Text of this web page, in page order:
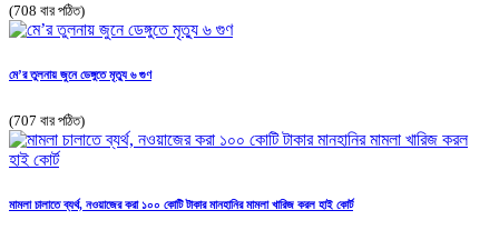
(708 বার পঠিত)
মে’র তুলনায় জুনে ডেঙ্গুতে মৃত্যু ৬ গুণ
(707 বার পঠিত)
মামলা চালাতে ব্যর্থ, নওয়াজের করা ১০০ কোটি টাকার মানহানির মামলা খারিজ করল হাই কোর্ট